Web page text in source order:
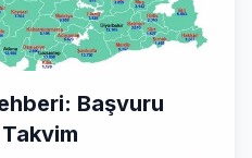
Başvuru